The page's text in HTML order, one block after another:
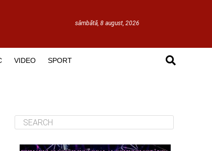
sâmbătă, 8 august, 2026
VIDEO SPORT